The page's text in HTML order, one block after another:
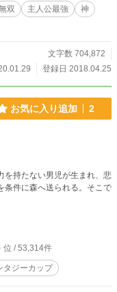
双 主人公最強
神
文字数 704,872
登録日 2018.04.25
お気に入り追加 2
を持たない男児が生まれ、悲
条件に森へ送られる。そこで
位 / 53,314件
タジーカップ